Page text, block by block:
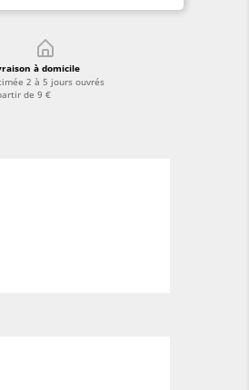
à domicile
2 à 5 jours ouvrés
de 9 €